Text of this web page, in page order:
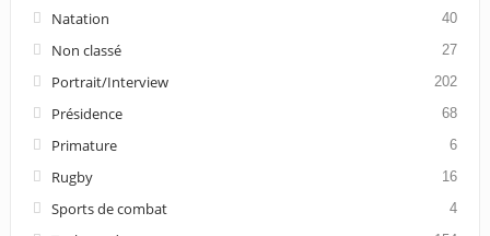
Natation 40
Non classé 27
Portrait/Interview 202
Présidence 68
Primature 6
Rugby 16
Sports de combat 4